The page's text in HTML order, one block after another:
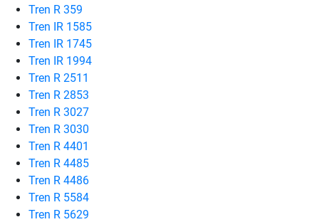
Tren R 359
Tren IR 1585
Tren IR 1745
Tren IR 1994
Tren R 2511
Tren R 2853
Tren R 3027
Tren R 3030
Tren R 4401
Tren R 4485
Tren R 4486
Tren R 5584
Tren R 5629